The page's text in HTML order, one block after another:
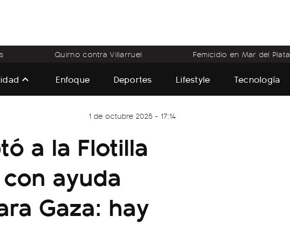
Quirno contra Villarruel Femicidio en Mar del Plata
Enfoque Deportes Lifestyle Tecnología
1 de octubre 2025 - 17:14
a la Flotilla
ayuda
Gaza: hay